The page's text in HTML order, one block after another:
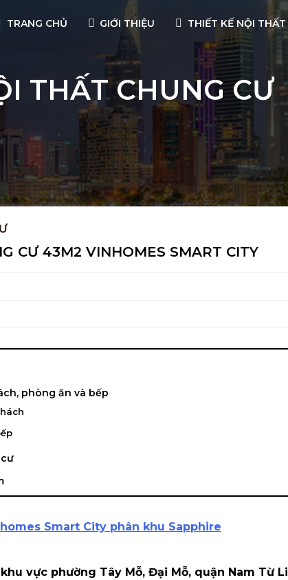
TRANG CHỦ GIỚI THIỆU THIẾT KẾ NỘI THẤT
THẤT CHUNG CƯ
CƯ 43M2 VINHOMES SMART CITY
phòng ăn và bếp
Smart City phân khu Sapphire
vực phường Tây Mỗ, Đại Mỗ, quận Nam Từ